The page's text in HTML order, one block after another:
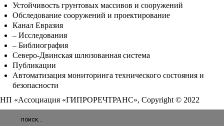
Устойчивость грунтовых массивов и сооружений
Обследование сооружений и проектирование
Канал Евразия
– Исследования
– Библиография
Северо-Двинская шлюзованная система
Публикации
Автоматизация мониторинга технического состояния и
безопасности
НП «Ассоциация «ГИПРОРЕЧТРАНС», Copyright © 2022